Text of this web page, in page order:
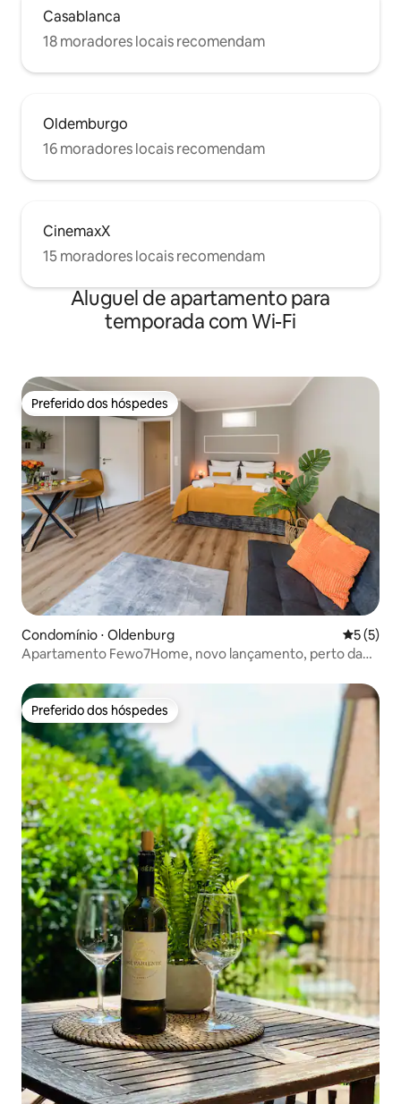
Casablanca
18 moradores locais recomendam
Oldemburgo
16 moradores locais recomendam
CinemaxX
15 moradores locais recomendam
Aluguel de apartamento para
temporada com Wi-Fi
Preferido dos hóspedes
Preferido dos hóspedes
Condomínio ⋅ Oldenburg 5 de
5 (5)
Apartamento Fewo7Home, novo lançamento, perto da
Preferido dos hóspedes
Preferido dos hóspedes